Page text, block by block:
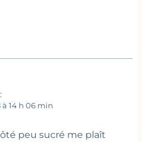
14 h 06 min
peu sucré me plaît